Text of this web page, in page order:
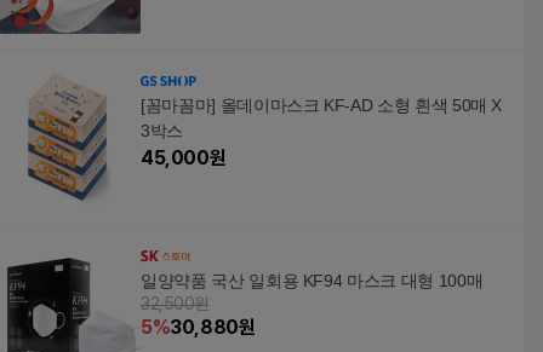
[꼼마꼼마] 올데이마스크 KF-AD 소형 흰색 50매 X
3박스
45,000원
일양약품 국산 일회용 KF94 마스크 대형 100매
32,500원
5%30,880원